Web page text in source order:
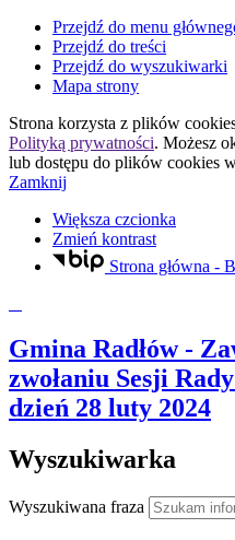
Przejdź do menu
Przejdź do treści
Przejdź do wyszukiwarki
Mapa strony
Strona korzysta z plików
Polityką prywatności. Możesz
lub dostępu do plików cookies
Zamknij
Większa czcionka
Zmień kontrast
Strona główna -
Gmina Radłów-
zwołaniu Sesji
dzień 28 luty 2024
Wyszukiwarka
Wyszukiwana fraza